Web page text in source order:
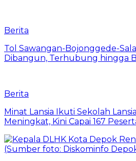
Berita
Tol Sawangan-Bojonggede-
Dibangun, Terhubung hingga
Berita
Minat Lansia Ikuti Sekolah
Meningkat, Kini Capai 167